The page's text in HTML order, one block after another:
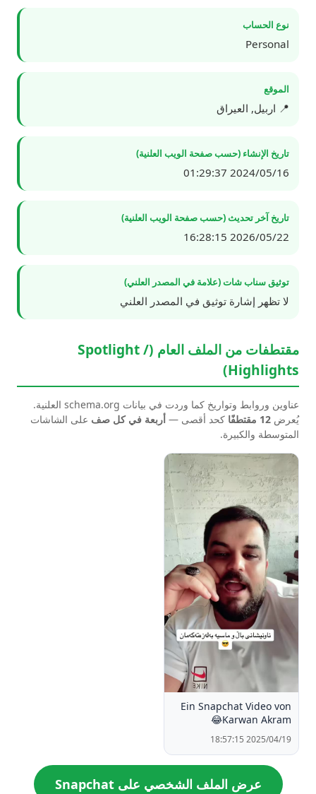
نوع الحساب
Personal
الموقع
📍 اربيل, العيراق
تاريخ الإنشاء (حسب صفحة الويب العلنية)
2024/05/16 01:29:37
تاريخ آخر تحديث (حسب صفحة الويب العلنية)
2026/05/22 16:28:15
توثيق سناب شات (علامة في المصدر العلني)
لا تظهر إشارة توثيق في المصدر العلني
مقتطفات من الملف العام (Spotlight /
Highlights)
عناوين وروابط وتواريخ كما وردت في بيانات schema.org العلنية.
يُعرض 12 مقتطفًا كحد أقصى — أربعة في كل صف على الشاشات
المتوسطة والكبيرة.
Ein Snapchat Video von
Karwan Akram😂
2025/04/19 18:57:15
عرض الملف الشخصي على Snapchat